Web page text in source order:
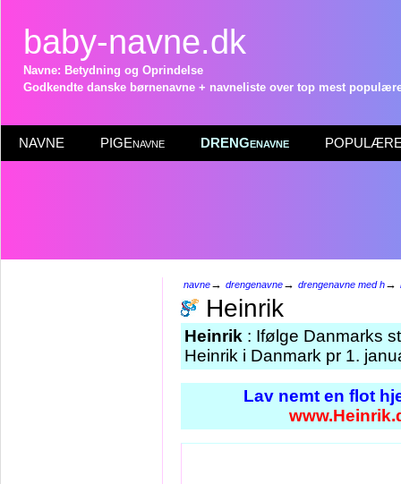
baby-navne.dk
Navne: Betydning og Oprindelse
Godkendte danske børnenavne + navneliste over top mest
NAVNE PIGEnavne DRENGenavne POPULÆRE
navne→ drengenavne→ drengenavne med h→
Heinrik
Heinrik : Ifølge Danmarks
Heinrik i Danmark pr 1.
Lav nemt en flot